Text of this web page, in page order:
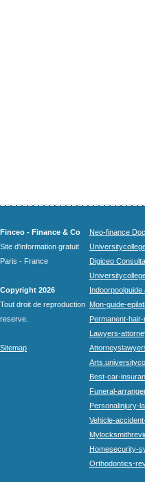
Finceo - Finance & Co
Site d'information gratuit
Paris - France
Copyright 2026
Tout droit de reproduction
reserve.
Sitemap
Neo-finance
Digiceo
Mon-guide-
Permanent-
Lawyers-
Best-car-
Funeral-
Personalinjury-
Vehicle-
Homesecurity-
Orthodontics-